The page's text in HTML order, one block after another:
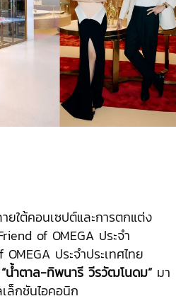
ยใต้คอนเซปต์และการตกแต่ง
of OMEGA ประจำ
ประจำประเทศไทย
“น้ำตาล-ทิพนารี วีรวัฒโนดม”มา
ล็กชันไอคอนิก